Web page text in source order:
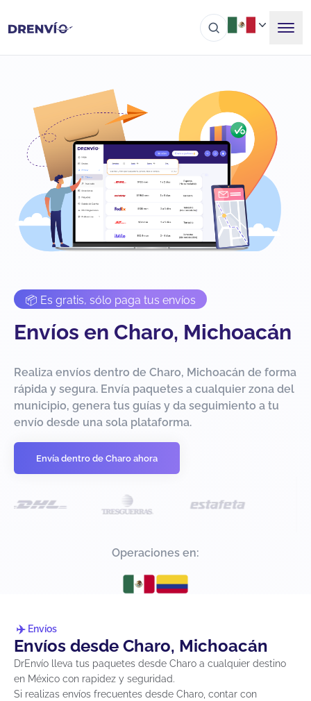
📦 Es gratis, sólo paga tus envíos
Envíos en Charo, Michoacán
Realiza envíos dentro de Charo, Michoacán de forma
rápida y segura. Envía paquetes a cualquier zona del
municipio, genera tus guías y da seguimiento a tu
envío desde una sola plataforma.
Envía dentro de Charo ahora
Operaciones en:
Envíos
Envíos desde Charo, Michoacán
DrEnvío lleva tus paquetes desde Charo a cualquier destino
en México con rapidez y seguridad.
Si realizas envíos frecuentes desde Charo, contar con